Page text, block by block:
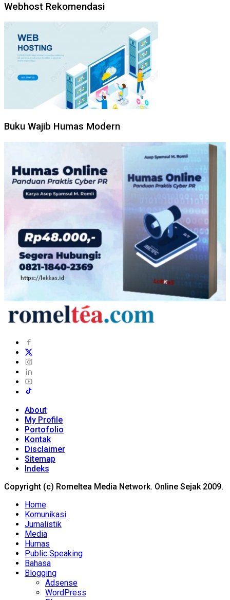
Webhost Rekomendasi
Buku Wajib Humas Modern
About
My Profile
Portofolio
Kontak
Disclaimer
Sitemap
Indeks
Copyright (c) Romeltea Media Network. Online Sejak 2009.
Home
Komunikasi
Jurnalistik
Media
Humas
Public Speaking
Bahasa
Blogging
Adsense
WordPress